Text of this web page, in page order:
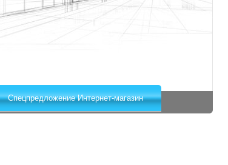
Спецпредложение Интернет-магазин